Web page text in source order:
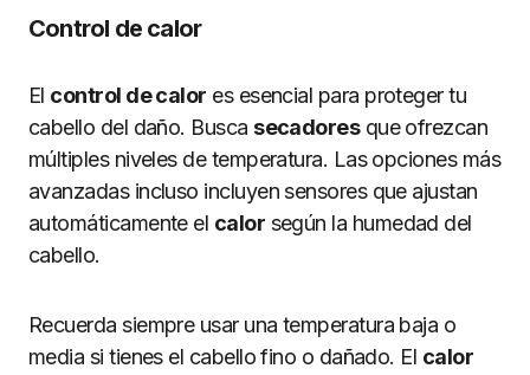
Control de calor
El control de calor es esencial para proteger tu
cabello del daño. Busca secadoresque ofrezcan
múltiples niveles de temperatura. Las opciones más
avanzadas incluso incluyen sensores que ajustan
automáticamente el calor según la humedad del
cabello.
Recuerda siempre usar una temperatura baja o
media si tienes el cabello fino o dañado. El calor